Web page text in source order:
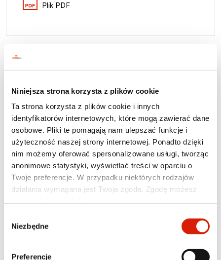
Niniejsza strona korzysta z plików cookie
Ta strona korzysta z plików cookie i innych
identyfikatorów internetowych, które mogą zawierać dane
osobowe. Pliki te pomagają nam ulepszać funkcje i
użyteczność naszej strony internetowej. Ponadto dzięki
nim możemy oferować spersonalizowane usługi, tworząc
anonimowe statystyki, wyświetlać treści w oparciu o
Twoje preferencje. W przypadku niektórych rodzajów
działania wymagana jest Twoja zgoda. Zgodę możesz
otworzyć w dowolnym momencie w sekcji
Polityka
. Poszczególne rodzaje plików cookies oraz
zgody
Niezbędne
Preferencje
Plik PDF
A5/B5 0W-30